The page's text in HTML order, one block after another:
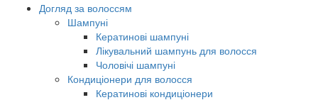
Догляд за волоссям
Шампуні
Кератинові шампуні
Лікувальний шампунь для волосся
Чоловічі шампуні
Кондиціонери для волосся
Кератинові кондиціонери